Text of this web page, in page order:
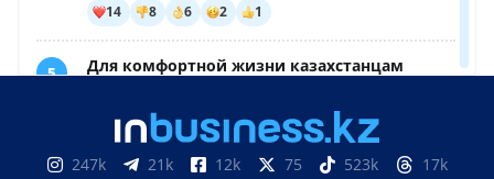
247k 21k 12k 75 523k 17k